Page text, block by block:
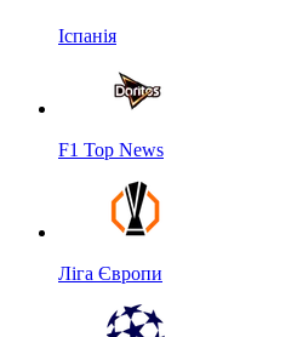
Іспанія
F1 Top News
Ліга Європи